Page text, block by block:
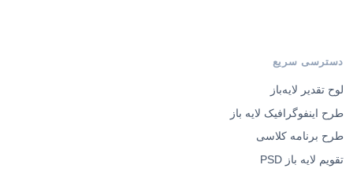
دسترسی سریع
لوح تقدیر لایه‌باز
طرح اینفوگرافیک لایه باز
طرح برنامه کلاسی
تقویم لایه باز PSD